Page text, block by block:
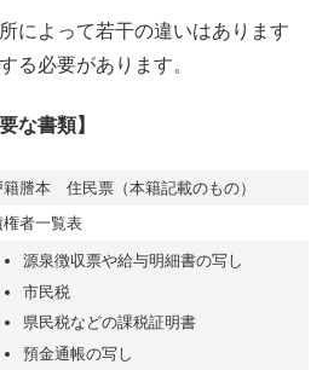
によって若干の違いはあります
る必要があります。
な書類】
籍謄本 住民票（本籍記載のもの）
権者一覧表
源泉徴収票や給与明細書の写し
市民税
県民税などの課税証明書
預金通帳の写し